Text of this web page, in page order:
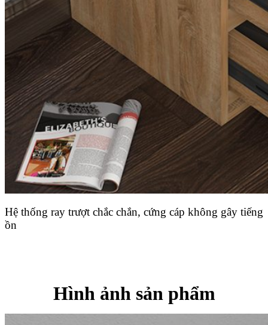
Hệ thống ray trượt chắc chắn, cứng cáp không gây tiếng
ồn
Hình ảnh sản phẩm